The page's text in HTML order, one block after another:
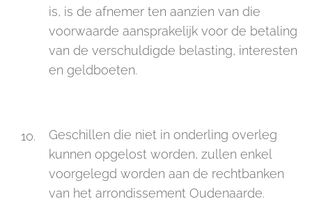
is, is de afnemer ten aanzien van die
voorwaarde aansprakelijk voor de betaling
van de verschuldigde belasting, interesten
en geldboeten.
Geschillen die niet in onderling overleg
kunnen opgelost worden, zullen enkel
voorgelegd worden aan de rechtbanken
van het arrondissement Oudenaarde.